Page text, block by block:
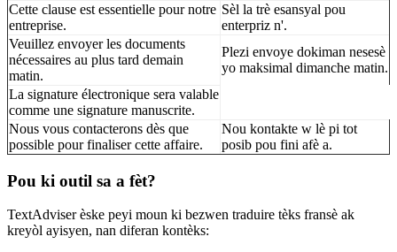
Cette clause est essentielle pour notre
entreprise.
Sèl la trè esansyal pou
enterpriz n'.
Veuillez envoyer les documents
nécessaires au plus tard demain
matin.
Plezi envoye dokiman nesesè
yo maksimal dimanche matin.
La signature électronique sera valable
comme une signature manuscrite.
Nous vous contacterons dès que
possible pour finaliser cette affaire.
Nou kontakte w lè pi tot
posib pou fini afè a.
Pou ki outil sa a fèt?
TextAdviser èske peyi moun ki bezwen traduire tèks fransè ak
kreyòl ayisyen, nan diferan kontèks: